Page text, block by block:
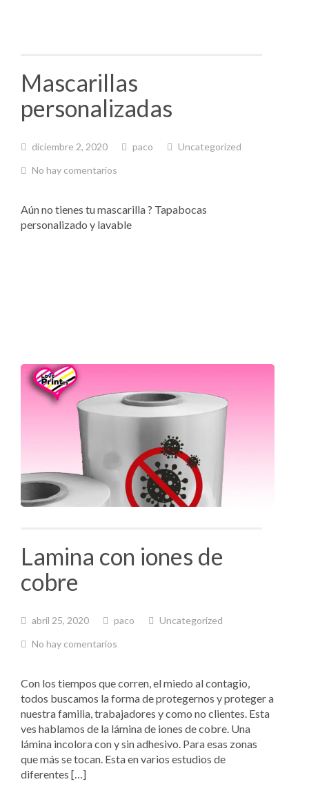
Mascarillas
personalizadas
diciembre 2, 2020 paco
Uncategorized
No hay comentarios
Aún no tienes tu mascarilla ? Tapabocas
personalizado y lavable
Lamina con iones de
cobre
abril 25, 2020 paco
Uncategorized
No hay comentarios
Con los tiempos que corren, el miedo al contagio,
todos buscamos la forma de protegernos y proteger a
nuestra familia, trabajadores y como no clientes. Esta
ves hablamos de la lámina de iones de cobre. Una
lámina incolora con y sin adhesivo. Para esas zonas
que más se tocan. Esta en varios estudios de
diferentes […]